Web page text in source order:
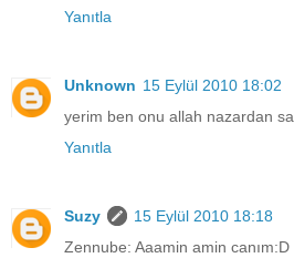
Yanıtla
Unknown 15 Eylül 2010 18:02
yerim ben onu allah nazardan
Yanıtla
Suzy
15 Eylül 2010 18:18
Zennube: Aaamin amin